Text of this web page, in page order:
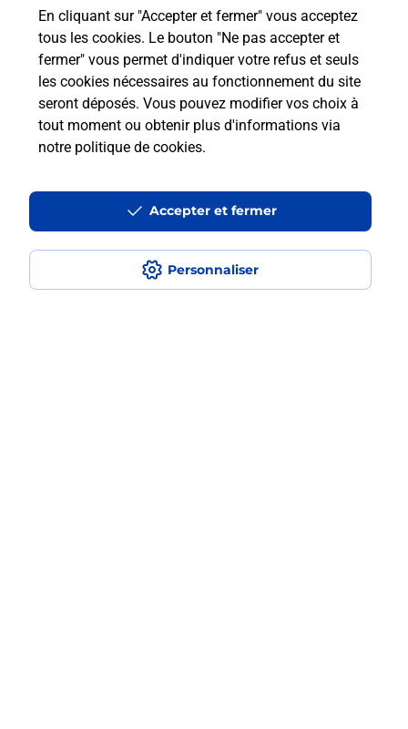
En cliquant sur "Accepter et fermer" vous acceptez
tous les cookies. Le bouton "Ne pas accepter et
fermer" vous permet d'indiquer votre refus et seuls
les cookies nécessaires au fonctionnement du site
seront déposés. Vous pouvez modifier vos choix à
tout moment ou obtenir plus d'informations via
notre politique de cookies.
Personnaliser
Accepter et fermer
Est-ce que je peux garder mon
numéro de mobile gratuitement ?
Est-ce que je peux bénéficier de la 5G
avec La Poste Mobile ?
Est-ce que je peux utiliser mon forfait
Est-ce que je peux payer mon iPhone
en plusieurs fois avec La Poste Mobile